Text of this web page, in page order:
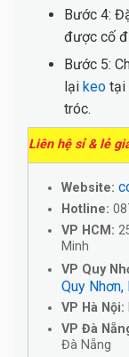
Bước 4:
được cố
Bước 5:
lại keotại
tróc.
Liên hệ sỉ & lẻ
Website:
Hotline:
VP HCM:
Minh
VP Quy
Quy
VP Hà Nội:
VP Đà
Đà Nẵng